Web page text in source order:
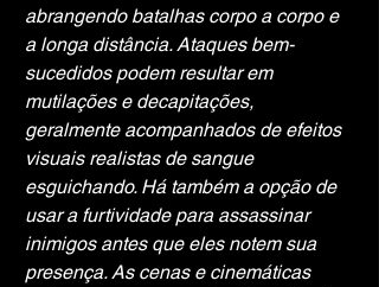
abrangendo batalhas corpo a corpo e
a longa distância. Ataques bem-
sucedidos podem resultar em
mutilações e decapitações,
geralmente acompanhados de efeitos
visuais realistas de sangue
esguichando. Há também a opção de
usar a furtividade para assassinar
inimigos antes que eles notem sua
presença. As cenas e cinemáticas